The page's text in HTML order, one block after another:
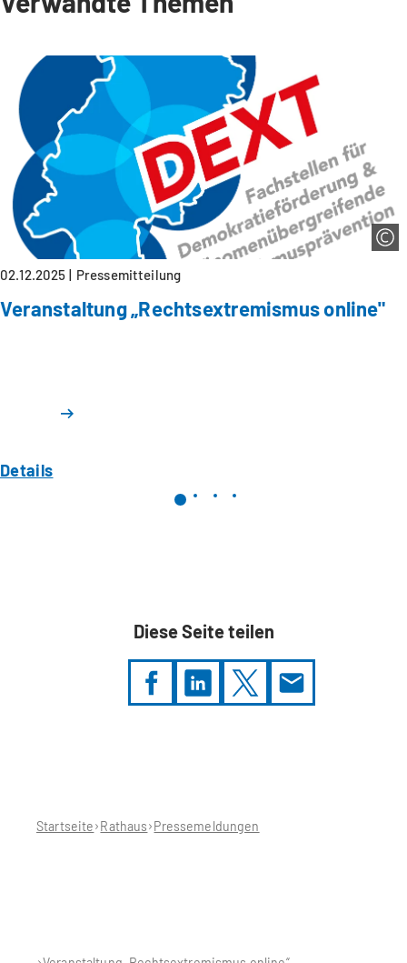
02.12.2025 Pressemitteilung
Veranstaltung „Rechtsextremismus online"
Details
Diese Seite teilen
hier:Startseite Rathaus Pressemeldungen